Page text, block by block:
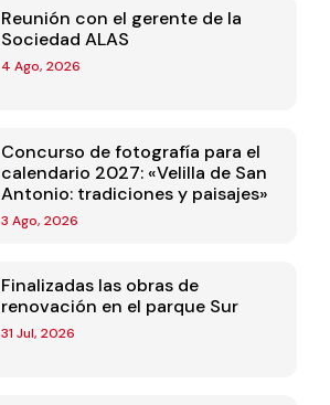
Reunión con el gerente de la
Sociedad ALAS
4 Ago, 2026
Concurso de fotografía para el
calendario 2027: «Velilla de San
Antonio: tradiciones y paisajes»
3 Ago, 2026
Finalizadas las obras de
renovación en el parque Sur
31 Jul, 2026